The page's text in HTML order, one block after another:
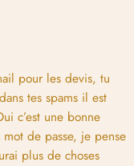
pour les devis, tu
tes spams il est
c’est une bonne
de passe, je pense
plus de choses